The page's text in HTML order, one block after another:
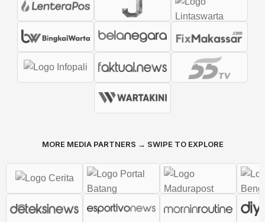
MORE MEDIA PARTNERS → SWIPE TO EXPLORE